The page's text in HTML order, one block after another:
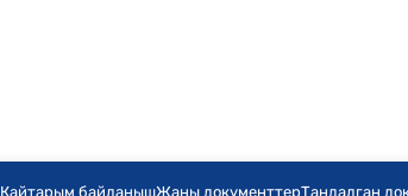
Кайтарым байланышЖаңы документтерТандалган